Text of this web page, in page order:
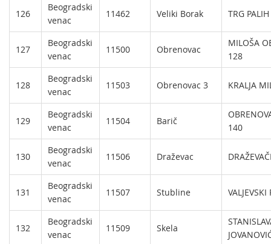
126
Beogradski
venac
11462 Veliki Borak TRG
127
Beogradski
venac
11500 Obrenovac
MILOŠA
128
128
Beogradski
venac
11503 Obrenovac 3 KRALJA
129
Beogradski
venac
11504 Barič
140
130
Beogradski
venac
11506 Draževac
131
Beogradski
venac
11507 Stubline
132
Beogradski
venac
11509 Skela